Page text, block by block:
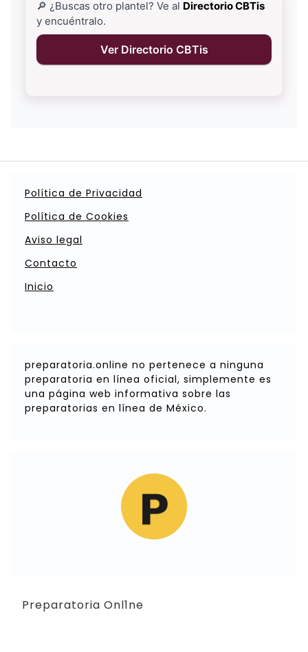
🔎 ¿Buscas otro plantel? Ve al Directorio CBTis
y encuéntralo.
Ver Directorio CBTis
Política de Privacidad
Política de Cookies
Aviso legal
Contacto
Inicio
preparatoria.online no pertenece a ninguna
preparatoria en línea oficial, simplemente es
una página web informativa sobre las
preparatorias en línea de México.
Preparatoria Onl1ne